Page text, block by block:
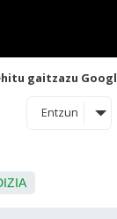
gaitzazu
Entzun